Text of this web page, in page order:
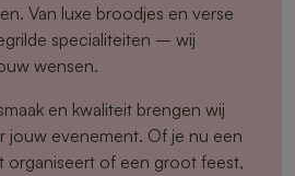
Van luxe broodjes en verse
specialiteiten – wij
wensen.
en kwaliteit brengen wij
jouw evenement. Of je nu een
organiseert of een groot feest,